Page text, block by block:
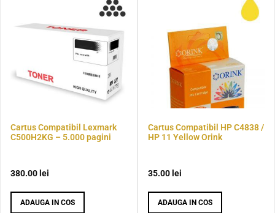
Cartus Compatibil Lexmark
C500H2KG – 5.000 pagini
380.00 lei
ADAUGA IN COS
Cartus Compatibil HP C4838 /
HP 11 Yellow Orink
35.00 lei
ADAUGA IN COS